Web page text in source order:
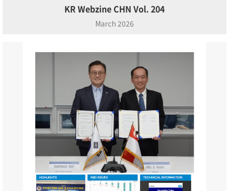
KR Webzine CHN Vol. 204
March 2026